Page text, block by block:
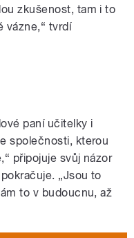
zkušenost, tam i to
vázne,“ tvrdí
paní učitelky i
společnosti, kterou
připojuje svůj názor
„Jsou to
to v budoucnu, až